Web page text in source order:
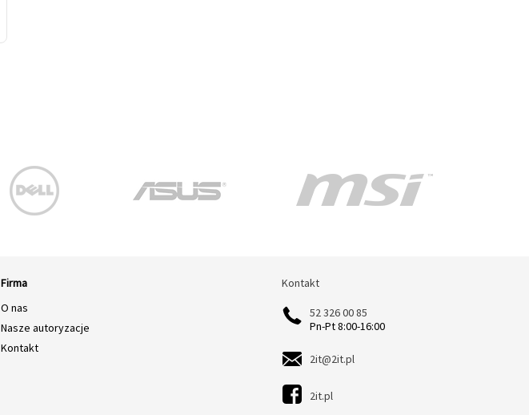
Firma
O nas
Nasze autoryzacje
Kontakt
Kontakt
Kontakt
52 326 00 85
Pn-Pt 8:00-16:00
2it@2it.pl
2it.pl